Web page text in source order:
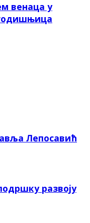
венаца у
Лепосавић
развоју